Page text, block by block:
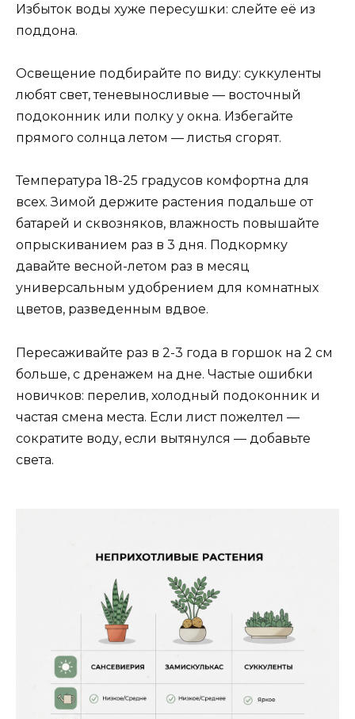
Избыток воды хуже пересушки: слейте её из
поддона.
Освещение подбирайте по виду: суккуленты
любят свет, теневыносливые — восточный
подоконник или полку у окна. Избегайте
прямого солнца летом — листья сгорят.
Температура 18-25 градусов комфортна для
всех. Зимой держите растения подальше от
батарей и сквозняков, влажность повышайте
опрыскиванием раз в 3 дня. Подкормку
давайте весной-летом раз в месяц
универсальным удобрением для комнатных
цветов, разведенным вдвое.
Пересаживайте раз в 2-3 года в горшок на 2 см
больше, с дренажем на дне. Частые ошибки
новичков: перелив, холодный подоконник и
частая смена места. Если лист пожелтел —
сократите воду, если вытянулся — добавьте
света.